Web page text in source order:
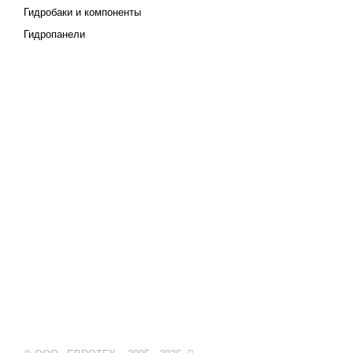
Гидробаки и компоненты
Гидропанели